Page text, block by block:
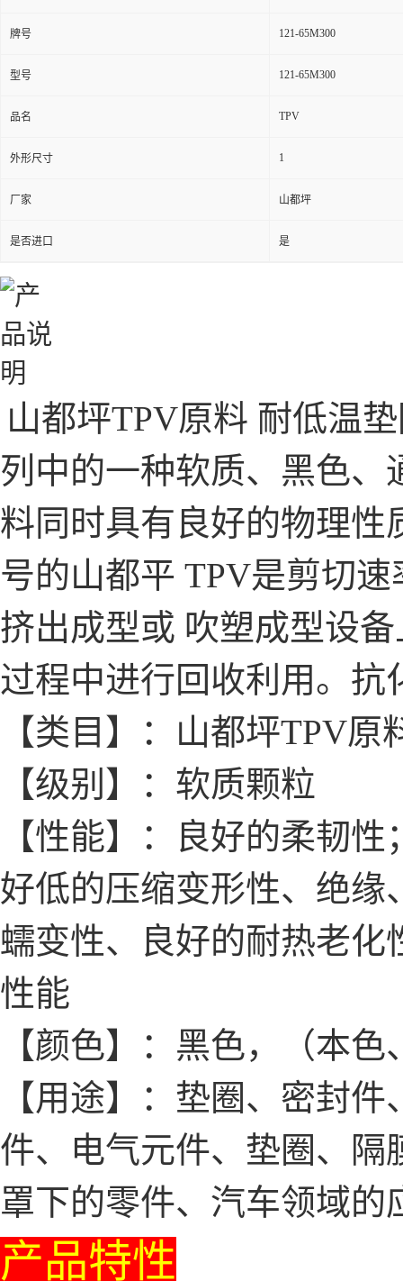
牌号 121-65M300
型号 121-65M300
品名 TPV
外形尺寸 1
厂家 山都坪
是否进口 是
山都坪TPV原料 耐低温
列中的一种软质、黑色、
料同时具有良好的物理性
号的山都平 TPV是剪切
挤出成型或 吹塑成型设
过程中进行回收利用。抗
【类目】：山都坪TPV原
【级别】：软质颗粒
【性能】：良好的柔韧
好低的压缩变形性、绝缘
蠕变性、良好的耐热老化
性能
【颜色】：黑色，（本色
【用途】：垫圈、密封
件、电气元件、垫圈、隔
罩下的零件、汽车领域
产品特性